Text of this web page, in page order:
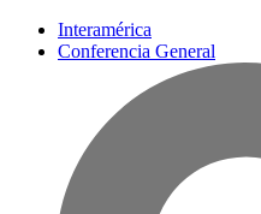
Interamérica
Conferencia General